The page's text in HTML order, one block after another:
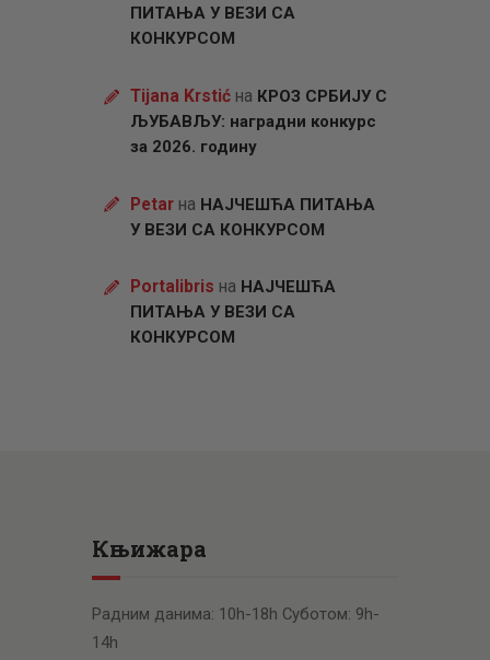
ПИТАЊА У ВЕЗИ СА
КОНКУРСОМ
Tijana Krstićна КРОЗ СРБИЈУ С
ЉУБАВЉУ: наградни конкурс
за 2026. годину
Petarна НАЈЧЕШЋА ПИТАЊА
У ВЕЗИ СА КОНКУРСОМ
Portalibris на НАЈЧЕШЋА
ПИТАЊА У ВЕЗИ СА
КОНКУРСОМ
Књижара
Радним данима: 10h-18h Суботом: 9h-
14h